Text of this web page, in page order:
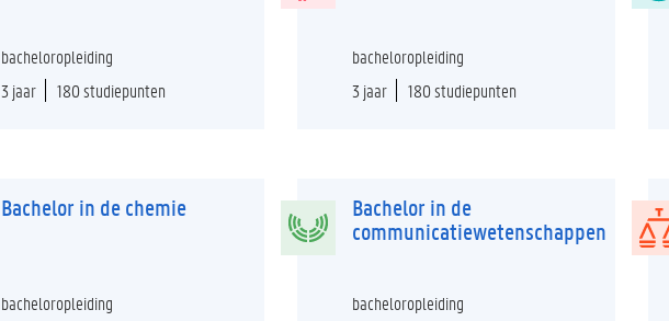
bacheloropleiding
3 jaar
180 studiepunten
bacheloropleiding
3 jaar
180 studiepunten
Bachelor in de chemie
bacheloropleiding
Bachelor in de
communicatiewetenschappen
bacheloropleiding